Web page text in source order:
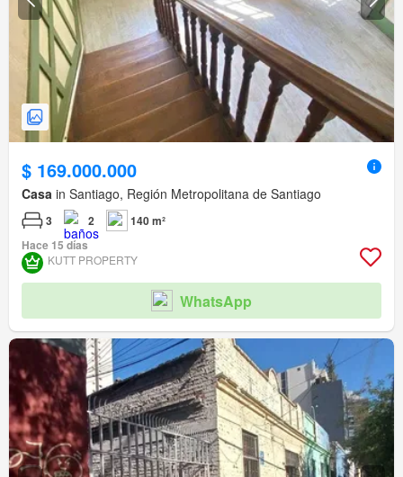
$ 169.000.000
Casa in Santiago, Región Metropolitana de Santiago
3 2
140 m²
Hace 15 días
KUTT PROPERTY
WhatsApp